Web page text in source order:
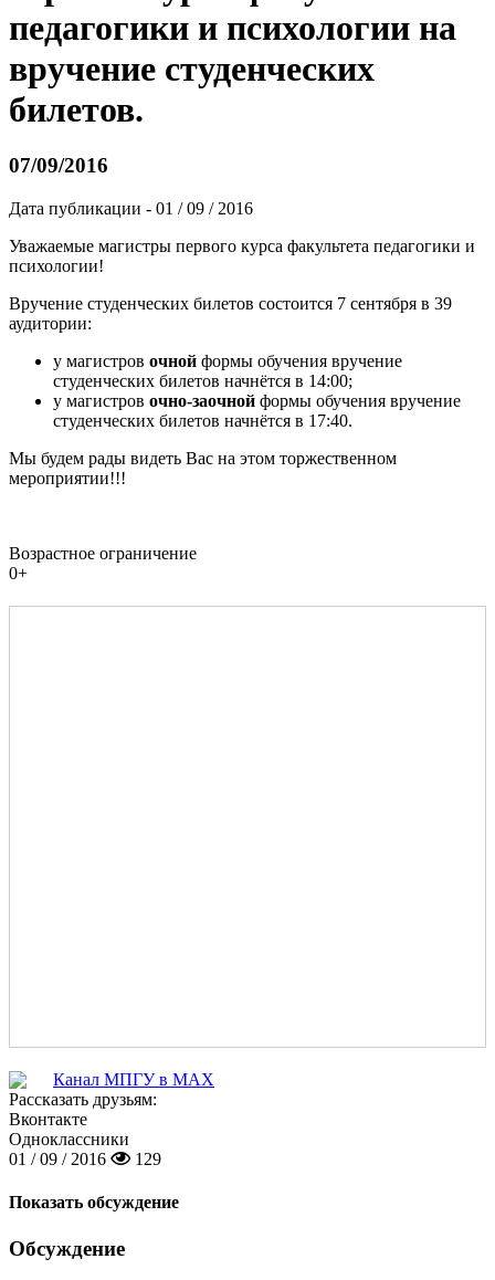
педагогики и психологии на
вручение студенческих
билетов.
07/09/2016
Дата публикации - 01 / 09 / 2016
Уважаемые магистры первого курса факультета педагогики и
психологии!
Вручение студенческих билетов состоится 7 сентября в 39
аудитории:
у магистров очной формы обучения вручение
студенческих билетов начнётся в 14:00;
у магистров очно-заочной формы обучения вручение
студенческих билетов начнётся в 17:40.
Мы будем рады видеть Вас на этом торжественном
мероприятии!!!
Возрастное ограничение
0+
Канал МПГУ в MAX
Рассказать друзьям:
Вконтакте
Одноклассники
01 / 09 / 2016
129
Показать обсуждение
Обсуждение